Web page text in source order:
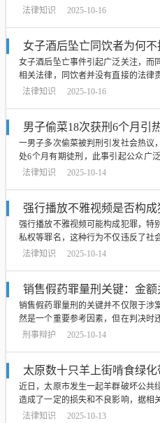
利，我们应该加强法律意识和道德观
法律知识 2025-10-16
女子酒后坠亡同饮者为何不
女子酒后坠亡事件引起广泛关注，而
相关法律，同饮者并没有直接的法律
行为，成年人应当为自己的行为负责
法律知识 2025-10-16
男子偷菜18次获刑6个月引
一男子多次偷菜被判刑引发社会热议
处6个月有期徒刑，此事引起公众广
有人认为应该严厉打击偷盗行为，维
法律知识 2025-10-14
强行播放不雅视频是否构成
强行播放不雅视频可能构成犯罪，特
私权等罪名，这种行为不仅违反了社
造成不良影响，任何形式的强行播放
法律知识 2025-10-14
销售假药罪量刑关键：金
销售假药罪量刑的关键并不仅限于涉
然是一个重要参考因素，但在判决时
众健康的影响以及犯罪者的主观恶意
刑事辩护 2025-10-14
太原数十只羊上街啃食绿
近日，太原市发生一起羊群破坏公共
造成了一定的损失和不良影响，据相
事件提醒公众要尊重公共环境和绿化
法律知识 2025-10-13